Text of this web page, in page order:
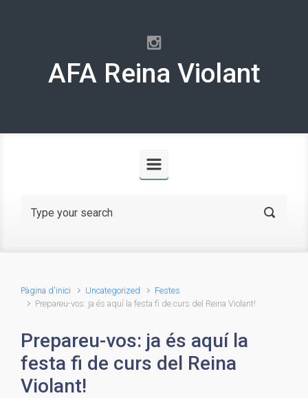
AFA Reina Violant
Pàgina d'inici Uncategorized
Festes
Prepareu-vos: ja és aquí la festa fi de curs del Reina Violant!
Prepareu-vos: ja és aquí la
festa fi de curs del Reina
Violant!